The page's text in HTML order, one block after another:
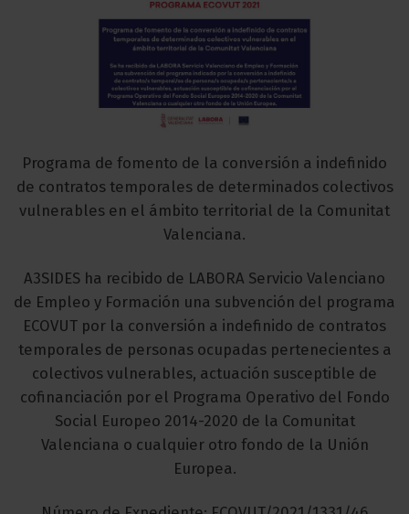
Programa de fomento de la conversión a indefinido
de contratos temporales de determinados colectivos
vulnerables en el ámbito territorial de la Comunitat
Valenciana.
A3SIDES ha recibido de LABORA Servicio Valenciano
de Empleo y Formación una subvención del programa
ECOVUT por la conversión a indefinido de contratos
temporales de personas ocupadas pertenecientes a
colectivos vulnerables, actuación susceptible de
cofinanciación por el Programa Operativo del Fondo
Social Europeo 2014-2020 de la Comunitat
Valenciana o cualquier otro fondo de la Unión
Europea.